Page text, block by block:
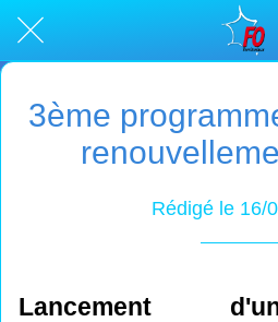
3ème
Rédigé le 16/
Lancement